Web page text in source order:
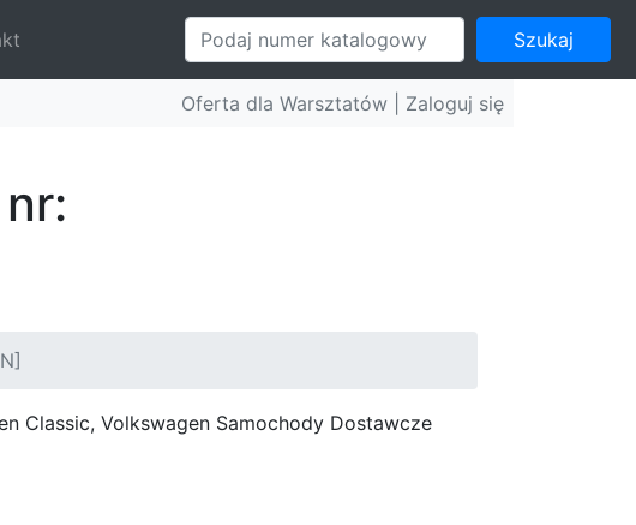
Szukaj
Oferta dla Warsztatów | Zaloguj się
Classic, Volkswagen Samochody Dostawcze